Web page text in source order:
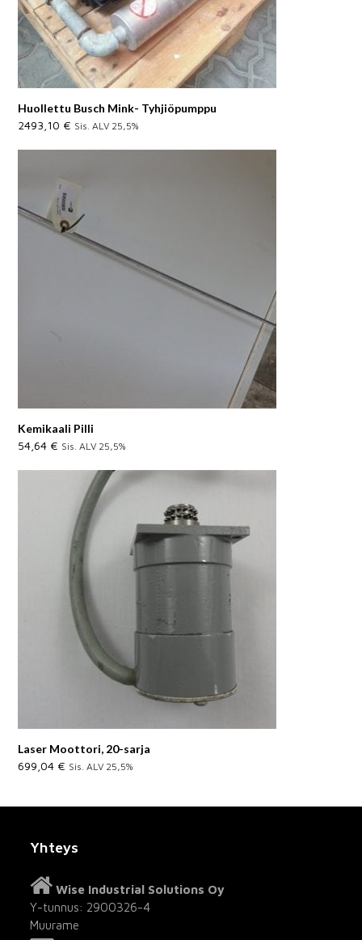
Huollettu Busch Mink- Tyhjiöpumppu
2493,10 € Sis. ALV 25,5%
Kemikaali Pilli
54,64 € Sis. ALV 25,5%
Laser Moottori, 20-sarja
699,04 € Sis. ALV 25,5%
Yhteys
Wise Industrial Solutions Oy
Y-tunnus: 2900326-4
Muurame